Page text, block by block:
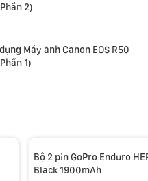
quay chụp dưới trời
đến 20m trong các
tối ưu thời lượng
2)
Máy ảnh Canon EOS R50
1)
Bộ 2 pin GoPro Enduro
Black 1900mAh